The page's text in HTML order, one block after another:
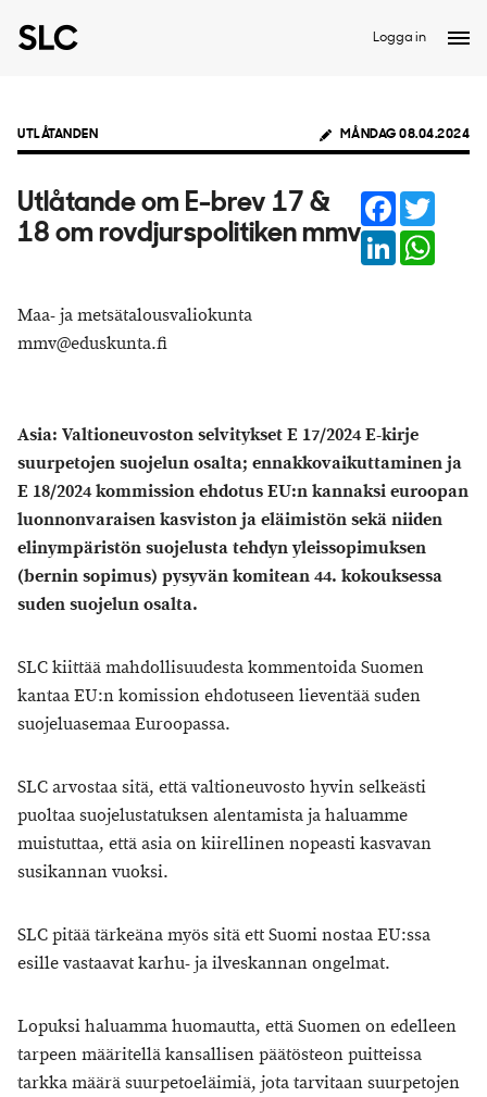
Logga in
UTLÅTANDEN MÅNDAG 08.04.2024
Utlåtande om E-brev 17 &
18 om rovdjurspolitiken mmv
Facebook
LinkedIn
Maa- ja metsätalousvaliokunta
mmv@eduskunta.fi
Asia: Valtioneuvoston selvitykset E 17/2024 E-kirje
suurpetojen suojelun osalta; ennakkovaikuttaminen ja
E 18/2024 kommission ehdotus EU:n kannaksi euroopan
luonnonvaraisen kasviston ja eläimistön sekä niiden
elinympäristön suojelusta tehdyn yleissopimuksen
(bernin sopimus) pysyvän komitean 44. kokouksessa
suden suojelun osalta.
SLC kiittää mahdollisuudesta kommentoida Suomen
kantaa EU:n komission ehdotuseen lieventää suden
suojeluasemaa Euroopassa.
SLC arvostaa sitä, että valtioneuvosto hyvin selkeästi
puoltaa suojelustatuksen alentamista ja haluamme
muistuttaa, että asia on kiirellinen nopeasti kasvavan
susikannan vuoksi.
SLC pitää tärkeäna myös sitä ett Suomi nostaa EU:ssa
esille vastaavat karhu- ja ilveskannan ongelmat.
Lopuksi haluamma huomautta, että Suomen on edelleen
tarpeen määritellä kansallisen päätösteon puitteissa
tarkka määrä suurpetoeläimiä, jota tarvitaan suurpetojen